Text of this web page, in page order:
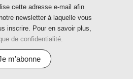
cette adresse e-mail afin
newsletter à laquelle vous
inscrire. Pour en savoir plus,
de confidentialité
m'abonne